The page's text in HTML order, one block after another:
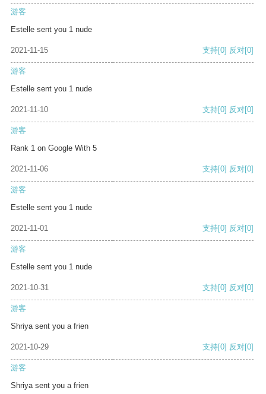
游客
Estelle sent you 1 nude
2021-11-15 支持[0] 反对[0]
游客
Estelle sent you 1 nude
2021-11-10 支持[0] 反对[0]
游客
Rank 1 on Google With 5
2021-11-06 支持[0] 反对[0]
游客
Estelle sent you 1 nude
2021-11-01 支持[0] 反对[0]
游客
Estelle sent you 1 nude
2021-10-31 支持[0] 反对[0]
游客
Shriya sent you a frien
2021-10-29 支持[0] 反对[0]
游客
Shriya sent you a frien